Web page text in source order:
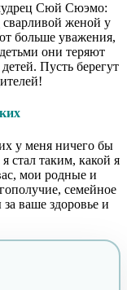
Сюй Сюэмо:
женой у
больше уважения,
они теряют
Пусть берегут
у меня ничего бы
стал таким, какой я
мои родные и
семейное
ваше здоровье и